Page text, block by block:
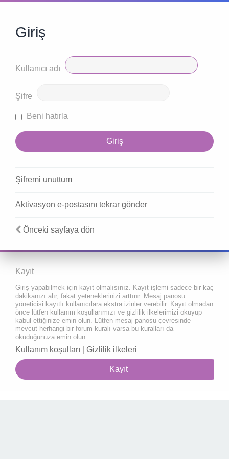
Giriş
Kullanıcı adı
Şifre
Beni hatırla
Şifremi unuttum
Aktivasyon e-postasını tekrar gönder
Önceki sayfaya dön
Kayıt
Giriş yapabilmek için kayıt olmalısınız. Kayıt işlemi sadece bir kaç
dakikanızı alır, fakat yeteneklerinizi arttırır. Mesaj panosu
yöneticisi kayıtlı kullanıcılara ekstra izinler verebilir. Kayıt olmadan
önce lütfen kullanım koşullarımızı ve gizlilik ilkelerimizi okuyup
kabul ettiğinize emin olun. Lütfen mesaj panosu çevresinde
mevcut herhangi bir forum kuralı varsa bu kuralları da
okuduğunuza emin olun.
Kullanım koşulları Gizlilik ilkeleri
Kayıt